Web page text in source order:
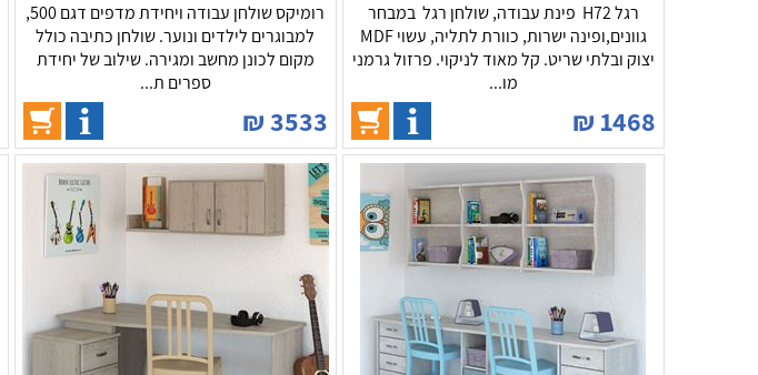
רגל H72 פינת עבודה, שולחן רגל במבחר
גוונים,ופינה ישרות, כוורת לתליה, עשוי MDF
יצוק ובלתי שריט. קל מאוד לניקוי. פרזול גרמני
מו...
1468
₪
רומיקס שולחן עבודה ויחידת מדפים דגם 500,
למבוגרים לילדים ונוער. שולחן כתיבה כולל
מקום לכונן מחשב ומגירה. שילוב של יחידת
ספרים ת...
3533
₪